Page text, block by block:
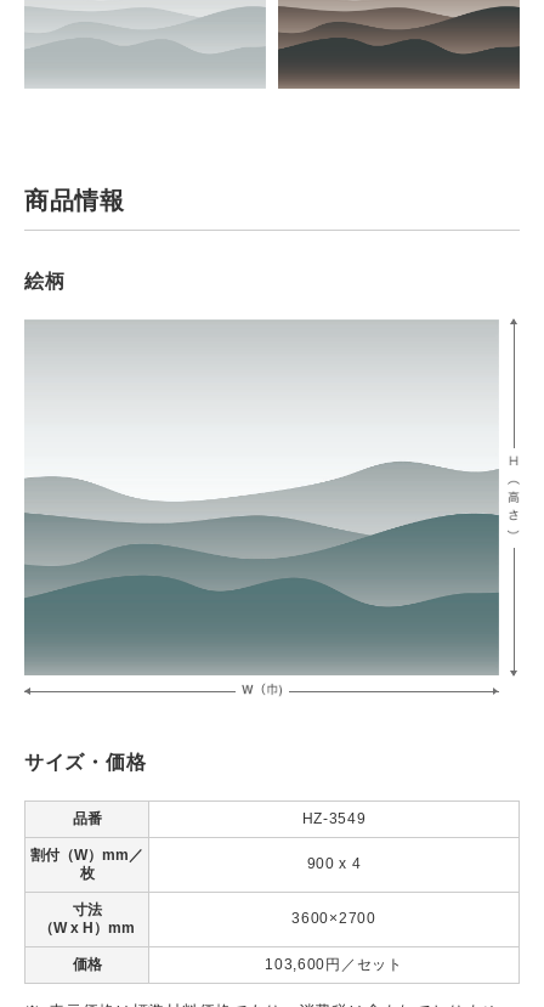
商品情報
絵柄
サイズ・価格
品番 HZ-3549
割付（W）mm／
枚
900 x 4
寸法
（W x H）mm
3600×2700
価格 103,600円／セット